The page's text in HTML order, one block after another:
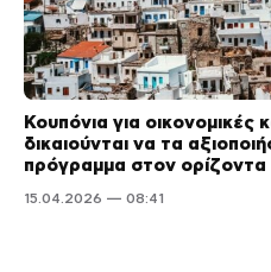
Κουπόνια για οικονομικές
δικαιούνται να τα
πρόγραμμα στον ορίζοντα
15.04.2026 — 08:41